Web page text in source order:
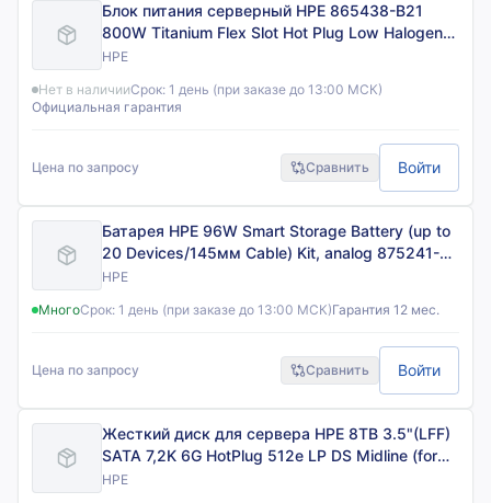
Блок питания серверный HPE 865438-B21
800W Titanium Flex Slot Hot Plug Low Halogen
Kit
HPE
Нет в наличииСрок: 1 день (при заказе до 13:00 МСК)
Официальная гарантия
Цена по запросу Сравнить Войти
Батарея HPE 96W Smart Storage Battery (up to
20 Devices/145мм Cable) Kit, analog 875241-
B21
HPE
МногоСрок: 1 день (при заказе до 13:00 МСК)Гарантия 12 мес.
Цена по запросу Сравнить Войти
Жесткий диск для сервера HPE 8TB 3.5"(LFF)
SATA 7,2K 6G HotPlug 512e LP DS Midline (for
Apollo, ML110/ML350 Gen10)
HPE